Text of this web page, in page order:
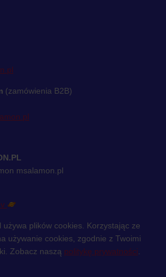
(zamówienia B2B)
msalamon.pl
plików cookies. Korzystając ze
używanie cookies, zgodnie z Twoimi
Zobacz naszą politykę prywatności